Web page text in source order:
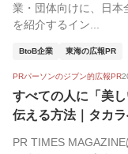
業・団体向けに、日本
を紹介するイン...
BtoB企業 東海の広報PR
PRパーソンのジブン的広報PR
すべての人に「美
伝える方法｜タカ
PR TIMES